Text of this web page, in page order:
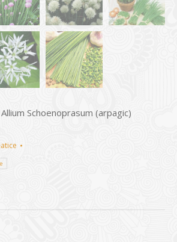
Schoenoprasum (arpagic)